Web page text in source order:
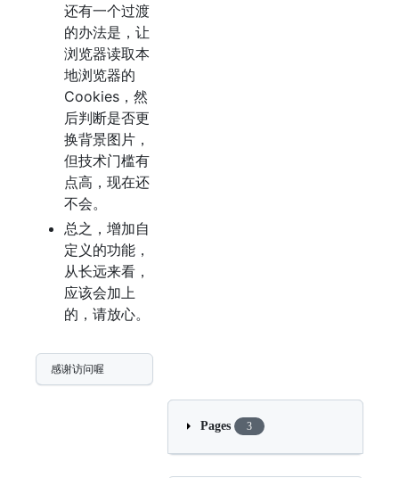
还有一个过渡
的办法是，让
浏览器读取本
地浏览器的
Cookies，然
后判断是否更
换背景图片，
但技术门槛有
点高，现在还
不会。
总之，增加自
定义的功能，
从长远来看，
应该会加上
的，请放心。
感谢访问喔
Pages 3